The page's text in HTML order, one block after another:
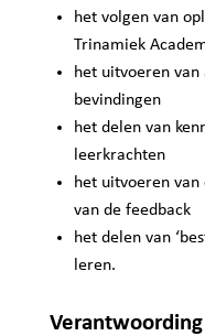
het volgen van
Trinamiek
het uitvoeren
bevindingen
het delen van
leerkrachten
het uitvoeren
van de feedback
het delen van
leren.